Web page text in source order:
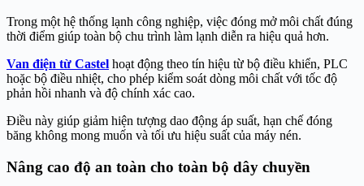
Trong một hệ thống lạnh công nghiệp, việc đóng mở môi chất đúng
thời điểm giúp toàn bộ chu trình làm lạnh diễn ra hiệu quả hơn.
Van điện từ Castel hoạt động theo tín hiệu từ bộ điều khiển, PLC
hoặc bộ điều nhiệt, cho phép kiểm soát dòng môi chất với tốc độ
phản hồi nhanh và độ chính xác cao.
Điều này giúp giảm hiện tượng dao động áp suất, hạn chế đóng
băng không mong muốn và tối ưu hiệu suất của máy nén.
Nâng cao độ an toàn cho toàn bộ dây chuyền